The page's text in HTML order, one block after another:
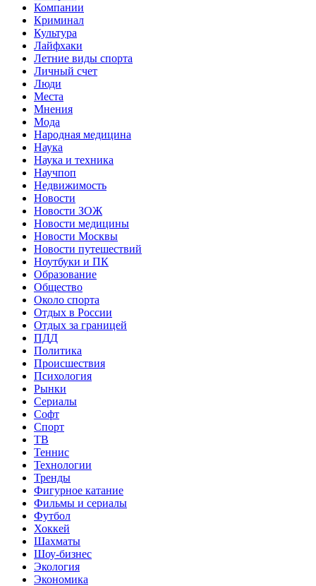
Компании
Криминал
Культура
Лайфхаки
Летние виды спорта
Личный счет
Люди
Места
Мнения
Мода
Народная медицина
Наука
Наука и техника
Научпоп
Недвижимость
Новости
Новости ЗОЖ
Новости медицины
Новости Москвы
Новости путешествий
Ноутбуки и ПК
Образование
Общество
Около спорта
Отдых в России
Отдых за границей
ПДД
Политика
Происшествия
Психология
Рынки
Сериалы
Софт
Спорт
ТВ
Теннис
Технологии
Тренды
Фигурное катание
Фильмы и сериалы
Футбол
Хоккей
Шахматы
Шоу-бизнес
Экология
Экономика